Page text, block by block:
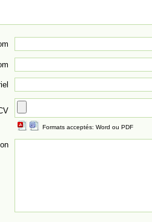
Formats acceptés: Word ou PDF